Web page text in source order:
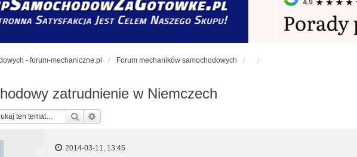
- forum-mechaniczne.pl Forum mechaników samochodowych
zatrudnienie w Niemczech
Szukaj
2014-03-11, 13:45